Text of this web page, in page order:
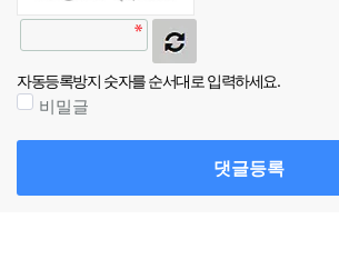
자동등록방지 숫자를 순서대로 입력하세요.
비밀글
댓글등록